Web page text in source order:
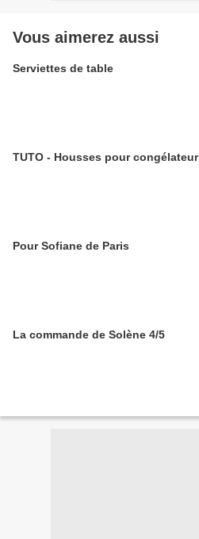
Vous aimerez aussi
Serviettes de table
TUTO - Housses pour congélateur
Pour Sofiane de Paris
La commande de Solène 4/5